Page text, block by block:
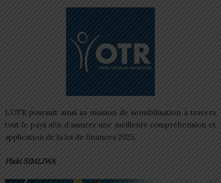
L’OTR poursuit ainsi sa mission de sensibilisation à travers
tout le pays afin d’assurer une meilleure compréhension et
application de la loi de finances 2025.
Plaki SIMLIWA